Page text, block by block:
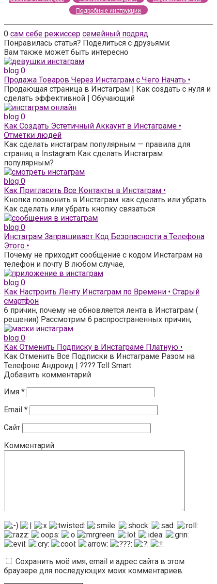
Подробные инструкции
0 сам себе режиссер семейный подряд
Понравилась статья? Поделиться с друзьями:
Вам также может быть интересно
blog 0
Продажа Товаров Через Инстаграм с Чего Начать •
Продающая страница в Инстаграм | Как создать с нуля и
сделать эффективной | Обучающий
blog 0
Как Создать Эстетичный Аккаунт в Инстаграме •
Отметки людей
Как сделать инстаграм популярным — правила для
страниц в Instagram Как сделать Инстаграм
популярным?
blog 0
Как Пригласить Все Контакты в Инстаграм •
Кнопка позвонить в Инстаграм: как сделать или убрать
Как сделать или убрать кнопку связаться
blog 0
Инстаграм Запрашивает Код Безопасности а Телефона
Этого •
Почему не приходит сообщение с кодом Инстаграм на
телефон и почту В любом случае,
blog 0
Как Настроить Ленту Инстаграм по Времени • Старый
смартфон
6 причин, почему не обновляется лента в Инстаграм (
решения) Рассмотрим 6 распространенных причин,
blog 0
Как Отменить Подписку в Инстаграме Платную •
Как Отменить Все Подписки в Инстаграме Разом на
Телефоне Андроид | ???? Tell Smart
Добавить комментарий
Имя *
Email *
Сайт
Комментарий
Сохранить моё имя, email и адрес сайта в этом
браузере для последующих моих комментариев.